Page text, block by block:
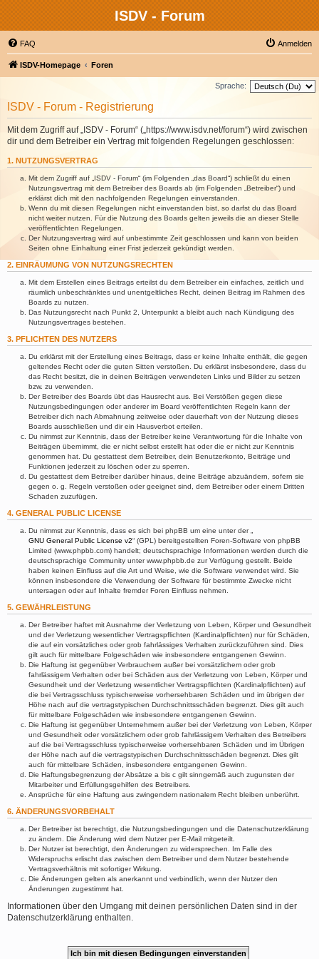
ISDV - Forum
FAQ Anmelden
ISDV-Homepage Foren
Sprache:
ISDV - Forum - Registrierung
Mit dem Zugriff auf „ISDV - Forum“ („https://www.isdv.net/forum“) wird zwischen
dir und dem Betreiber ein Vertrag mit folgenden Regelungen geschlossen:
1. NUTZUNGSVERTRAG
Mit dem Zugriff auf „ISDV - Forum“ (im Folgenden „das Board“) schließt du einen
Nutzungsvertrag mit dem Betreiber des Boards ab (im Folgenden „Betreiber“) und
erklärst dich mit den nachfolgenden Regelungen einverstanden.
Wenn du mit diesen Regelungen nicht einverstanden bist, so darfst du das Board
nicht weiter nutzen. Für die Nutzung des Boards gelten jeweils die an dieser Stelle
veröffentlichten Regelungen.
Der Nutzungsvertrag wird auf unbestimmte Zeit geschlossen und kann von beiden
Seiten ohne Einhaltung einer Frist jederzeit gekündigt werden.
2. EINRÄUMUNG VON NUTZUNGSRECHTEN
Mit dem Erstellen eines Beitrags erteilst du dem Betreiber ein einfaches, zeitlich und
räumlich unbeschränktes und unentgeltliches Recht, deinen Beitrag im Rahmen des
Boards zu nutzen.
Das Nutzungsrecht nach Punkt 2, Unterpunkt a bleibt auch nach Kündigung des
Nutzungsvertrages bestehen.
3. PFLICHTEN DES NUTZERS
Du erklärst mit der Erstellung eines Beitrags, dass er keine Inhalte enthält, die gegen
geltendes Recht oder die guten Sitten verstoßen. Du erklärst insbesondere, dass du
das Recht besitzt, die in deinen Beiträgen verwendeten Links und Bilder zu setzen
bzw. zu verwenden.
Der Betreiber des Boards übt das Hausrecht aus. Bei Verstößen gegen diese
Nutzungsbedingungen oder anderer im Board veröffentlichten Regeln kann der
Betreiber dich nach Abmahnung zeitweise oder dauerhaft von der Nutzung dieses
Boards ausschließen und dir ein Hausverbot erteilen.
Du nimmst zur Kenntnis, dass der Betreiber keine Verantwortung für die Inhalte von
Beiträgen übernimmt, die er nicht selbst erstellt hat oder die er nicht zur Kenntnis
genommen hat. Du gestattest dem Betreiber, dein Benutzerkonto, Beiträge und
Funktionen jederzeit zu löschen oder zu sperren.
Du gestattest dem Betreiber darüber hinaus, deine Beiträge abzuändern, sofern sie
gegen o. g. Regeln verstoßen oder geeignet sind, dem Betreiber oder einem Dritten
Schaden zuzufügen.
4. GENERAL PUBLIC LICENSE
Du nimmst zur Kenntnis, dass es sich bei phpBB um eine unter der „
GNU General Public License v2“ (GPL) bereitgestellten Foren-Software von phpBB
Limited (www.phpbb.com) handelt; deutschsprachige Informationen werden durch die
deutschsprachige Community unter www.phpbb.de zur Verfügung gestellt. Beide
haben keinen Einfluss auf die Art und Weise, wie die Software verwendet wird. Sie
können insbesondere die Verwendung der Software für bestimmte Zwecke nicht
untersagen oder auf Inhalte fremder Foren Einfluss nehmen.
5. GEWÄHRLEISTUNG
Der Betreiber haftet mit Ausnahme der Verletzung von Leben, Körper und Gesundheit
und der Verletzung wesentlicher Vertragspflichten (Kardinalpflichten) nur für Schäden,
die auf ein vorsätzliches oder grob fahrlässiges Verhalten zurückzuführen sind. Dies
gilt auch für mittelbare Folgeschäden wie insbesondere entgangenen Gewinn.
Die Haftung ist gegenüber Verbrauchern außer bei vorsätzlichem oder grob
fahrlässigem Verhalten oder bei Schäden aus der Verletzung von Leben, Körper und
Gesundheit und der Verletzung wesentlicher Vertragspflichten (Kardinalpflichten) auf
die bei Vertragsschluss typischerweise vorhersehbaren Schäden und im übrigen der
Höhe nach auf die vertragstypischen Durchschnittsschäden begrenzt. Dies gilt auch
für mittelbare Folgeschäden wie insbesondere entgangenen Gewinn.
Die Haftung ist gegenüber Unternehmern außer bei der Verletzung von Leben, Körper
und Gesundheit oder vorsätzlichem oder grob fahrlässigem Verhalten des Betreibers
auf die bei Vertragsschluss typischerweise vorhersehbaren Schäden und im Übrigen
der Höhe nach auf die vertragstypischen Durchschnittsschäden begrenzt. Dies gilt
auch für mittelbare Schäden, insbesondere entgangenen Gewinn.
Die Haftungsbegrenzung der Absätze a bis c gilt sinngemäß auch zugunsten der
Mitarbeiter und Erfüllungsgehilfen des Betreibers.
Ansprüche für eine Haftung aus zwingendem nationalem Recht bleiben unberührt.
6. ÄNDERUNGSVORBEHALT
Der Betreiber ist berechtigt, die Nutzungsbedingungen und die Datenschutzerklärung
zu ändern. Die Änderung wird dem Nutzer per E-Mail mitgeteilt.
Der Nutzer ist berechtigt, den Änderungen zu widersprechen. Im Falle des
Widerspruchs erlischt das zwischen dem Betreiber und dem Nutzer bestehende
Vertragsverhältnis mit sofortiger Wirkung.
Die Änderungen gelten als anerkannt und verbindlich, wenn der Nutzer den
Änderungen zugestimmt hat.
Informationen über den Umgang mit deinen persönlichen Daten sind in der
Datenschutzerklärung enthalten.